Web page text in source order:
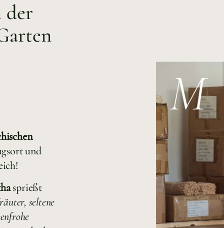
der
und
sprießt
seltene